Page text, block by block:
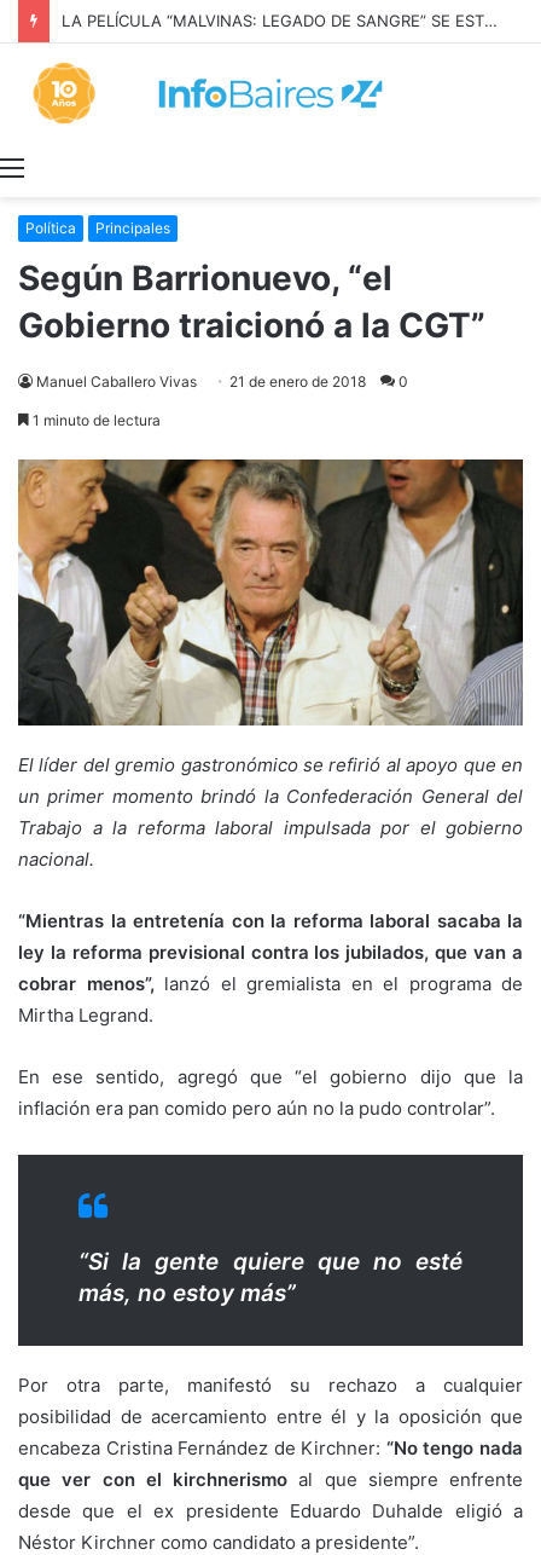
LA PELÍCULA “MALVINAS: LEGADO DE SANGRE” SE ESTRENARÁ EN PRIME VIDEO
Política Principales
Según Barrionuevo, “el
Gobierno traicionó a la CGT”
Manuel Caballero Vivas 21 de enero de 2018 0
1 minuto de lectura
El líder del gremio gastronómico se refirió al apoyo que en
un primer momento brindó la Confederación General del
Trabajo a la reforma laboral impulsada por el gobierno
nacional.
“Mientras la entretenía con la reforma laboral sacaba la
ley la reforma previsional contra los jubilados, que van a
cobrar menos”, lanzó el gremialista en el programa de
Mirtha Legrand.
En ese sentido, agregó que “el gobierno dijo que la
inflación era pan comido pero aún no la pudo controlar”.
“Si la gente quiere que no esté
más, no estoy más”
Por otra parte, manifestó su rechazo a cualquier
posibilidad de acercamiento entre él y la oposición que
encabeza Cristina Fernández de Kirchner: “No tengo nada
que ver con el kirchnerismo al que siempre enfrente
desde que el ex presidente Eduardo Duhalde eligió a
Néstor Kirchner como candidato a presidente”.